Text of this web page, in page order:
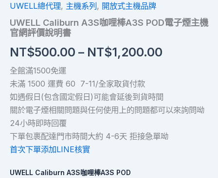
UWELL總代理, 主機系列, 開放式主機品牌
UWELL Caliburn A3S咖哩棒A3S POD電子煙主機
官網評價說明書
NT$500.00 – NT$1,200.00
全館滿1500免運
未滿 1500 運費 60 7-11/全家取貨付款
如遇假日(包含國定假日)可能會延後到貨時間
關於電子煙相關問題與任何使用上的問題都可以來詢問呦
24小時即時回覆
下單包裹配達門市時間大約 4-6天 拒接急單呦
首次下單添加LINE核實
UWELL Caliburn A3S咖哩棒A3S POD